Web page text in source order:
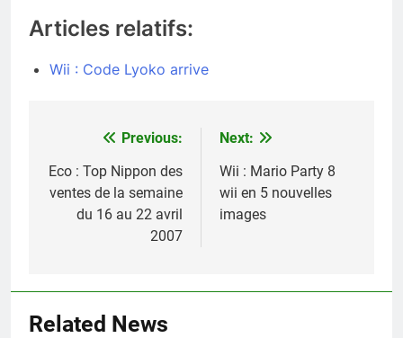
Articles relatifs:
Wii : Code Lyoko arrive
Navigation
de
l’article
Previous:
Eco : Top Nippon des
ventes de la semaine
du 16 au 22 avril
2007
Next:
Wii : Mario Party 8
wii en 5 nouvelles
images
Related News